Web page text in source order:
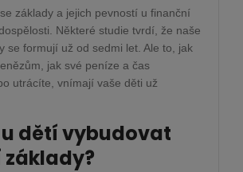
základy a jejich pevností u finanční
Některé studie tvrdí, že naše
se formují už od sedmi let. Ale to, jak
jak své peníze a čas
utrácíte, vnímají vaše děti už
dětí vybudovat